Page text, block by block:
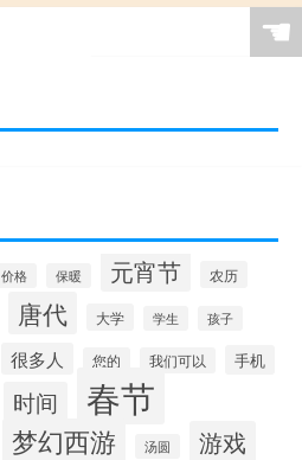
☚
价格 保暖 元宵节 农历
唐代 大学 学生 孩子
很多人 您的 我们可以
手机
时间 春节
梦幻西游 汤圆 游戏